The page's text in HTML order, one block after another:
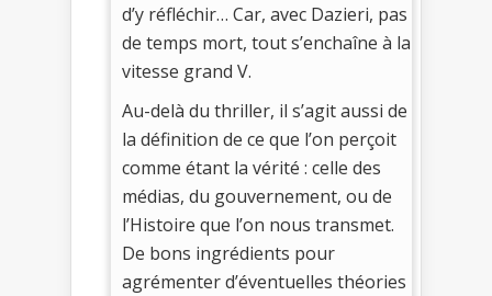
d’y réfléchir… Car, avec Dazieri, pas
de temps mort, tout s’enchaîne à la
vitesse grand V.
Au-delà du thriller, il s’agit aussi de
la définition de ce que l’on perçoit
comme étant la vérité : celle des
médias, du gouvernement, ou de
l’Histoire que l’on nous transmet.
De bons ingrédients pour
agrémenter d’éventuelles théories